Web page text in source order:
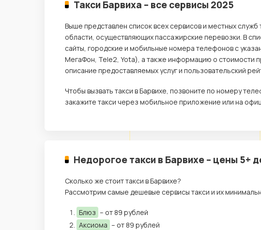
Такси Барвиха – все сервисы 2025
Выше представлен список всех сервисов и местных служб
области, осуществляющих пассажирские перевозки. В
сайты, городские и мобильные номера телефонов с
МегаФон, Tele2, Yota), а также информацию о стоимости
описание предоставляемых услуг и пользовательский
Чтобы вызвать такси в Барвихе, позвоните по номеру
закажите такси через мобильное приложение или на
Недорогое такси в Барвихе – цены 5+
Сколько же стоит такси в Барвихе?
Рассмотрим самые дешевые сервисы такси и их
Блюз – от 89 рублей
Аксиома – от 89 рублей